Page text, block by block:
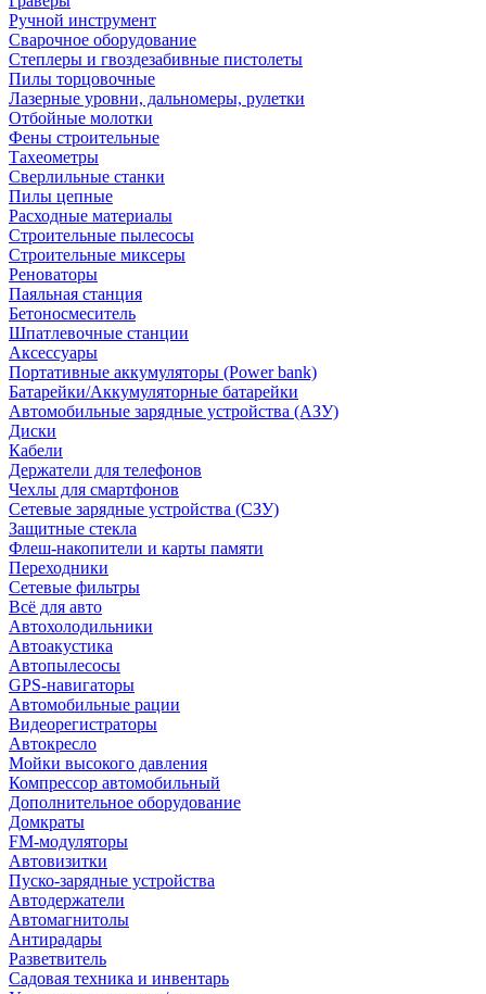
Ручной инструмент
Сварочное оборудование
Степлеры и гвоздезабивные пистолеты
Пилы торцовочные
Лазерные уровни, дальномеры, рулетки
Отбойные молотки
Фены строительные
Тахеометры
Сверлильные станки
Пилы цепные
Расходные материалы
Строительные пылесосы
Строительные миксеры
Реноваторы
Паяльная станция
Бетоносмеситель
Шпатлевочные станции
Аксессуары
Портативные аккумуляторы (Power bank)
Батарейки/Аккумуляторные батарейки
Автомобильные зарядные устройства (АЗУ)
Диски
Кабели
Держатели для телефонов
Чехлы для смартфонов
Сетевые зарядные устройства (СЗУ)
Защитные стекла
Флеш-накопители и карты памяти
Переходники
Сетевые фильтры
Всё для авто
Автохолодильники
Автоакустика
Автопылесосы
GPS-навигаторы
Автомобильные рации
Видеорегистраторы
Автокресло
Мойки высокого давления
Компрессор автомобильный
Дополнительное оборудование
Домкраты
FM-модуляторы
Автовизитки
Пуско-зарядные устройства
Автодержатели
Автомагнитолы
Антирадары
Разветвитель
Садовая техника и инвентарь